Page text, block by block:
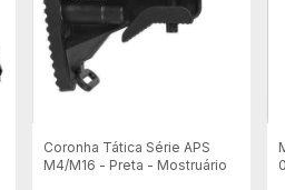
Coronha Tática Série APS
M4/M16 - Preta - Mostruário